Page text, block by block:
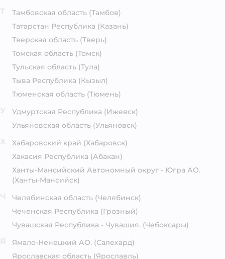
Тамбовская область (Тамбов)
Татарстан Республика (Казань)
Тверская область (Тверь)
Томская область (Томск)
Тульская область (Тула)
Тыва Республика (Кызыл)
Тюменская область (Тюмень)
Удмуртская Республика (Ижевск)
Ульяновская область (Ульяновск)
Хабаровский край (Хабаровск)
Хакасия Республика (Абакан)
Ханты-Мансийский Автономный округ - Югра АО.
(Ханты-Мансийск)
Челябинская область (Челябинск)
Чеченская Республика (Грозный)
Чувашская Республика - Чувашия. (Чебоксары)
Ямало-Ненецкий АО. (Салехард)
Ярославская область (Ярославль)